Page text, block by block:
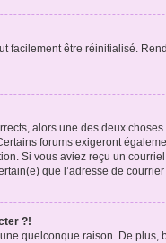
facilement être réinitialisé.
alors une des deux
forums exigeront
Si vous aviez reçu un
que l’adresse de
?!
quelconque raison. De